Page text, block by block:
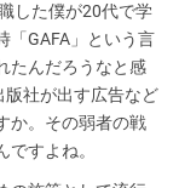
した僕が20代で学
「GAFA」という言
たんだろうなと感
版社が出す広告など
か。その弱者の戦
すよね。